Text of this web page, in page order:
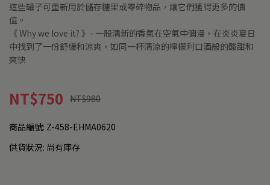
這些罐子可重新用於儲存糖果或零碎物品，讓它們獲得更多的價
值。
《 Why we love it? 》- 一股清新的香氣在空氣中彌漫，在炎炎夏日
中找到了一份舒緩和涼爽，如同一杯清涼的檸檬利口酒般的酸甜和
爽快
NT$750 NT$980
商品編號: Z-458-EHMA0620
供貨狀況: 尚有庫存